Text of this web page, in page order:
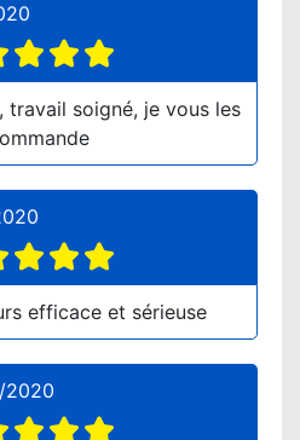
travail soigné, je vous les
efficace et sérieuse
2020